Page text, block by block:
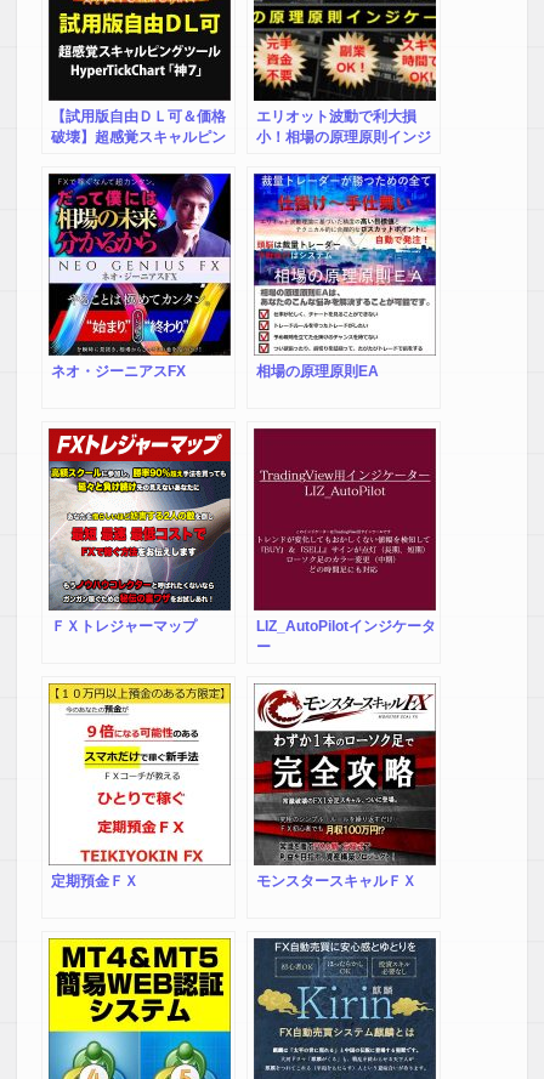
【試用版自由ＤＬ可＆価格
破壊】超感覚スキャルピン
HyperTickChart「神７」
エリオット波動で利大損
小！相場の原理原則インジ
ネオ・ジーニアスFX 相場の原理原則EA
ＦＸトレジャーマップ
LIZ_AutoPilotインジケータ
ー
定期預金ＦＸ モンスタースキャルＦＸ